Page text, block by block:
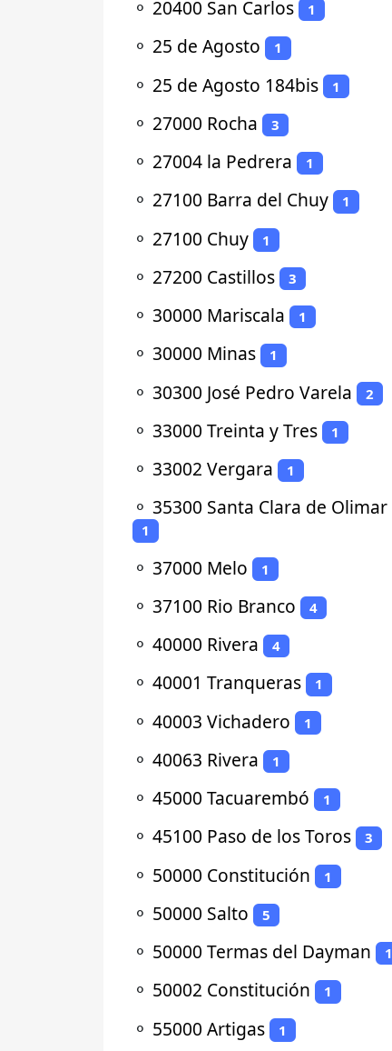
⚬ 20400 San Carlos 1
⚬ 25 de Agosto 1
⚬ 25 de Agosto 184bis 1
⚬ 27000 Rocha 3
⚬ 27004 la Pedrera 1
⚬ 27100 Barra del Chuy 1
⚬ 27100 Chuy 1
⚬ 27200 Castillos 3
⚬ 30000 Mariscala 1
⚬ 30000 Minas 1
⚬ 30300 José Pedro Varela 2
⚬ 33000 Treinta y Tres 1
⚬ 33002 Vergara 1
⚬ 35300 Santa Clara de Olimar
1
⚬ 37000 Melo 1
⚬ 37100 Rio Branco 4
⚬ 40000 Rivera 4
⚬ 40001 Tranqueras 1
⚬ 40003 Vichadero 1
⚬ 40063 Rivera 1
⚬ 45000 Tacuarembó 1
⚬ 45100 Paso de los Toros 3
⚬ 50000 Constitución 1
⚬ 50000 Salto 5
⚬ 50000 Termas del Dayman 1
⚬ 50002 Constitución 1
⚬ 55000 Artigas 1